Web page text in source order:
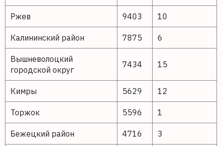
Ржев 9403 10
Калининский район 7875 6
Вышневолоцкий
городской округ
7434 15
Кимры 5629 12
Торжок 5596 1
Бежецкий район 4716 3